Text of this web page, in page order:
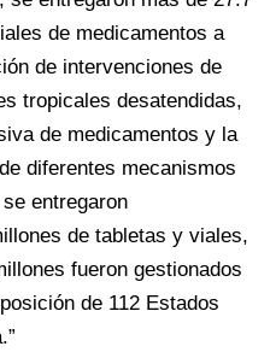
de medicamentos a
de intervenciones de
tropicales desatendidas,
de medicamentos y la
diferentes mecanismos
entregaron
de tabletas y viales,
fueron gestionados
de 112 Estados